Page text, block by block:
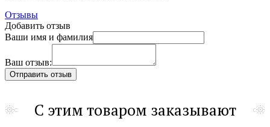
Отзывы
Добавить отзыв
Ваши имя и фамилия
Ваш отзыв:
С этим товаром заказывают